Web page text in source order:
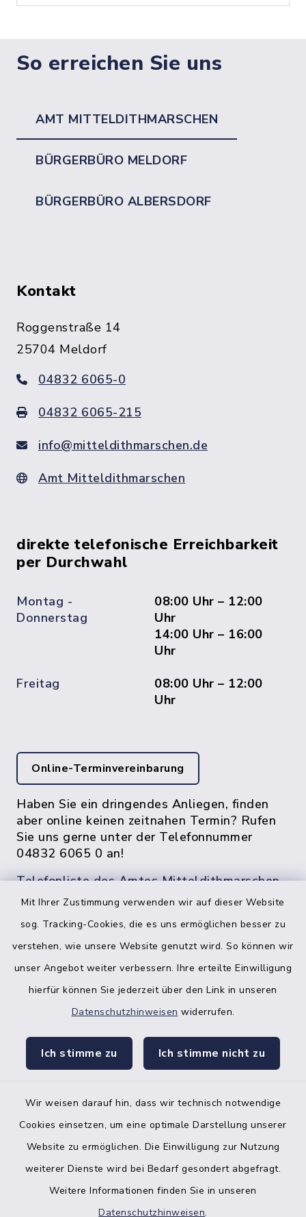
Mit Ihrer Zustimmung verwenden wir auf dieser Website
sog. Tracking-Cookies, die es uns ermöglichen besser zu
verstehen, wie unsere Website genutzt wird. So können wir
unser Angebot weiter verbessern. Ihre erteilte Einwilligung
hierfür können Sie jederzeit über den Link in unseren
Datenschutzhinweisen widerrufen.
Ich stimme zu Ich stimme nicht zu
Wir weisen darauf hin, dass wir technisch notwendige
Cookies einsetzen, um eine optimale Darstellung unserer
Website zu ermöglichen. Die Einwilligung zur Nutzung
weiterer Dienste wird bei Bedarf gesondert abgefragt.
Weitere Informationen finden Sie in unseren
Datenschutzhinweisen.
So erreichen Sie uns
AMT MITTELDITHMARSCHEN
BÜRGERBÜRO MELDORF
BÜRGERBÜRO ALBERSDORF
Kontakt
Roggenstraße 14
25704 Meldorf
04832 6065-0
04832 6065-215
info@mitteldithmarschen.de
Amt Mitteldithmarschen
direkte telefonische Erreichbarkeit
per Durchwahl
Montag -
Donnerstag
08:00 Uhr – 12:00
Uhr
14:00 Uhr – 16:00
Uhr
Freitag
08:00 Uhr – 12:00
Uhr
Online-Terminvereinbarung
Haben Sie ein dringendes Anliegen, finden
aber online keinen zeitnahen Termin? Rufen
Sie uns gerne unter der Telefonnummer
04832 6065 0 an!
Telefonliste des Amtes Mitteldithmarschen
facebook
Bankverbindung der Amtskasse
Barrierefreiheit